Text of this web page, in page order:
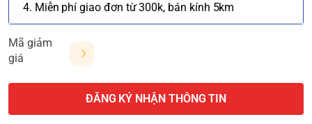
4. Miễn phí giao đơn từ 300k, bán kính 5km
Mã giảm
giá
ĐĂNG KÝ NHẬN THÔNG TIN